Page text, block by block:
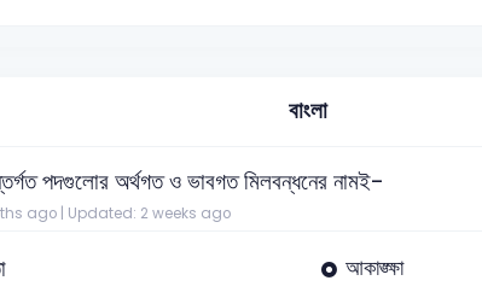
বাংলা
পদগুলোর অর্থগত ও ভাবগত মিলবন্ধনের নামই-
ago | Updated: 2 weeks ago
আকাঙ্ক্ষা